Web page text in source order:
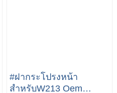
#ฝากระโปรงหน้า
สำหรับW213 Oem